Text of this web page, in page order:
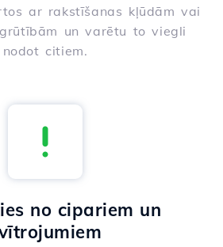
ar rakstīšanas kļūdām vai
un varētu to viegli
nodot citiem.
no cipariem un